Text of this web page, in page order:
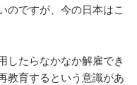
のですが、今の日本はこ
したらなかなか解雇でき
教育するという意識があ